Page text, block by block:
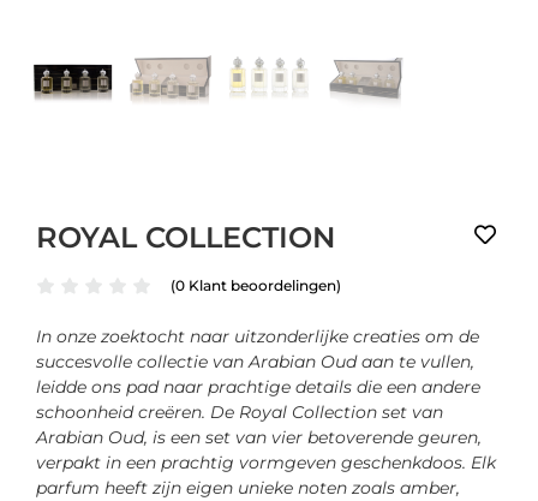
ROYAL COLLECTION
(0 Klant beoordelingen)
In onze zoektocht naar uitzonderlijke creaties om de
succesvolle collectie van Arabian Oud aan te vullen,
leidde ons pad naar prachtige details die een andere
schoonheid creëren. De Royal Collection set van
Arabian Oud, is een set van vier betoverende geuren,
verpakt in een prachtig vormgeven geschenkdoos. Elk
parfum heeft zijn eigen unieke noten zoals amber,